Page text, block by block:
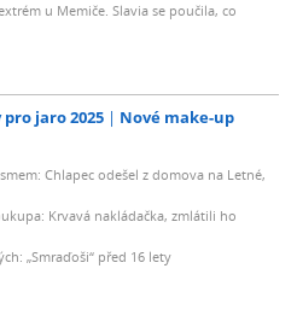
u Memiče. Slavia se poučila, co
jaro 2025
Nové make-up
Chlapec odešel z domova na Letné,
Krvavá nakládačka, zmlátili ho
„Smraďoši“ před 16 lety